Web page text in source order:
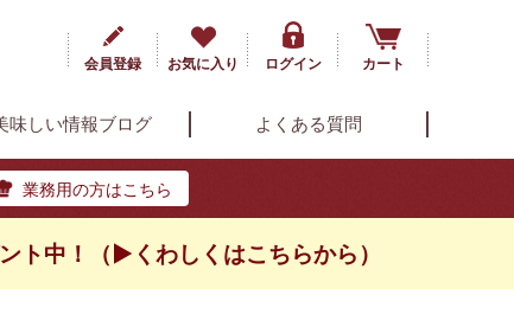
会員登録
お気に入り ログイン カート
味しい情報ブログ よくある質問
業務用の方はこちら
ト中！（▶くわしくはこちらから）